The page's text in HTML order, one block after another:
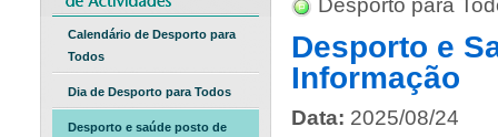
Calendário de Desporto para
Todos
Dia de Desporto para Todos
Desporto e saúde posto de
Desporto para
Desporto e
Informação
Data: 2025/08/24